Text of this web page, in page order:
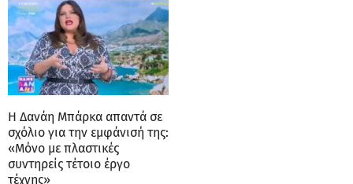
Η Δανάη Μπάρκα απαντά σε
σχόλιο για την εμφάνισή της:
«Μόνο με πλαστικές
συντηρείς τέτοιο έργο
τέχνης»